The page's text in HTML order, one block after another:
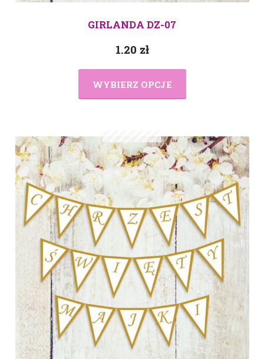
GIRLANDA DZ-07
1.20 zł
WYBIERZ OPCJE